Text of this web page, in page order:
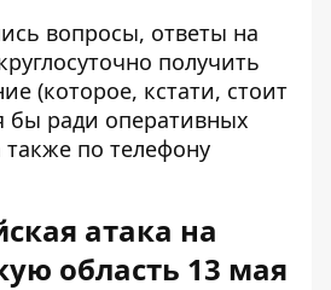
вопросы, ответы на
получить
(которое, кстати, стоит
бы ради оперативных
по телефону
атака на
область 13 мая